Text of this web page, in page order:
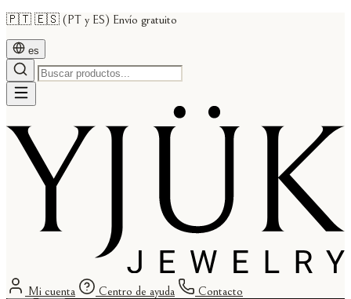
🇵🇹 🇪🇸 (PT y ES) Envío gratuito
es
Mi cuenta Centro de ayuda Contacto